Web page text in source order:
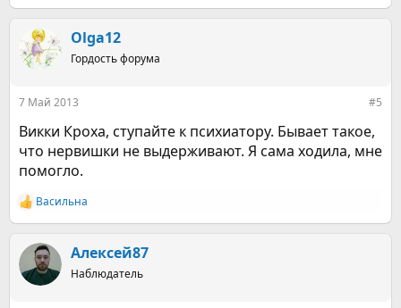
Olga12
Гордость форума
7 Май 2013 #5
Викки Кроха, ступайте к психиатору. Бывает такое,
что нервишки не выдерживают. Я сама ходила, мне
помогло.
Р
е
к
ц
и
Васильна
Алексей87
Наблюдатель